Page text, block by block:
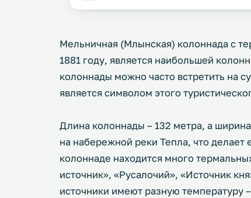
Мельничная (Млынская) колоннада с
1881 году, является наибольшей
колоннады можно часто встретить на
является символом этого
Длина колоннады – 132 метра, а
на набережной реки Тепла, что
колоннаде находится много
источник», «Русалочий», «Источник
источники имеют разную температуру